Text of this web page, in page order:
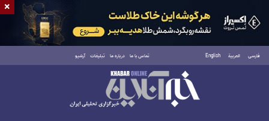
فارسی العربية English تماس با ما درباره ما تبلیغات آرشیو
شنبه ۱۷ مرداد ۱۴۰۵
×